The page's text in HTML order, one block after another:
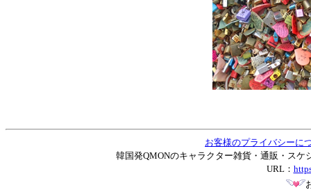
お客様のプライバシーに
韓国発QMONのキャラクター雑貨・通販・スケ
URL：